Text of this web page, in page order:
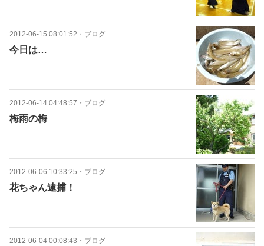
2012-06-15 08:01:52 ・ ブログ
今日は…
2012-06-14 04:48:57 ・ ブログ
梅雨の梅
2012-06-06 10:33:25 ・ ブログ
花ちゃん逮捕！
2012-06-04 00:08:43 ・ ブログ